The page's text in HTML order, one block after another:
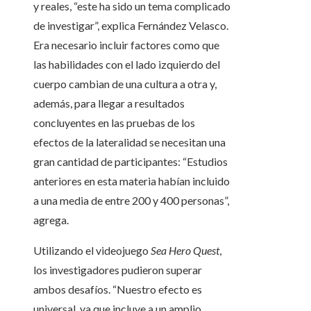
y reales, “este ha sido un tema complicado
de investigar”, explica Fernández Velasco.
Era necesario incluir factores como que
las habilidades con el lado izquierdo del
cuerpo cambian de una cultura a otra y,
además, para llegar a resultados
concluyentes en las pruebas de los
efectos de la lateralidad se necesitan una
gran cantidad de participantes: “Estudios
anteriores en esta materia habían incluido
a una media de entre 200 y 400 personas”,
agrega.
Utilizando el videojuego Sea Hero Quest,
los investigadores pudieron superar
ambos desafíos. “Nuestro efecto es